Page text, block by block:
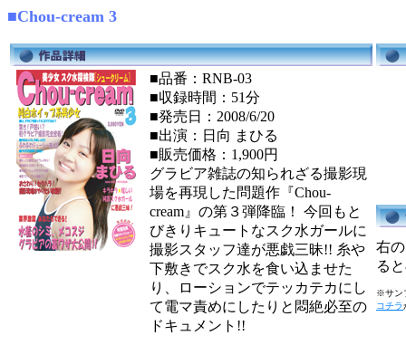
■Chou-cream 3
■品番：RNB-03
■収録時間：51分
■発売日：2008/6/20
■出演：日向 まひる
■販売価格：1,900円
グラビア雑誌の知られざる撮影現
場を再現した問題作『Chou-
cream』の第３弾降臨！ 今回もと
びきりキュートなスク水ガールに
撮影スタッフ達が悪戯三昧!! 糸や
下敷きでスク水を食い込ませた
り、ローションでテッカテカにし
て電マ責めにしたりと悶絶必至の
ドキュメント!!
右
る
※サン
コチラ